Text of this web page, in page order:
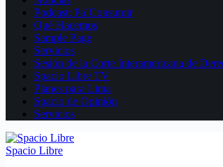
Podcast: Pa´Consumir
Qué Hacemos
Sample Page
Servicios
Sesión de la Corte Interamericana de
Spacio Libre TV
Planes para Lima
Spacio de Opinión
Servicios
Spacio Libre